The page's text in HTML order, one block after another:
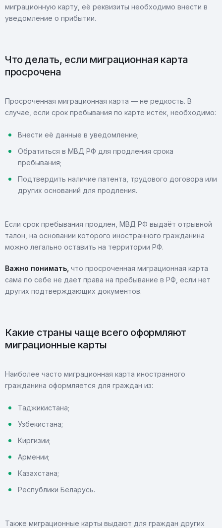
миграционную карту, её реквизиты необходимо внести в
уведомление о прибытии.
Что делать, если миграционная карта
просрочена
Просроченная миграционная карта — не редкость. В
случае, если срок пребывания по карте истёк, необходимо:
Внести её данные в уведомление;
Обратиться в МВД РФ для продления срока
пребывания;
Подтвердить наличие патента, трудового договора или
других оснований для продления.
Если срок пребывания продлен, МВД РФ выдаёт отрывной
талон, на основании которого иностранного гражданина
можно легально оставить на территории РФ.
Важно понимать, что просроченная миграционная карта
сама по себе не дает права на пребывание в РФ, если нет
других подтверждающих документов.
Какие страны чаще всего оформляют
миграционные карты
Наиболее часто миграционная карта иностранного
гражданина оформляется для граждан из:
Таджикистана;
Узбекистана;
Киргизии;
Армении;
Казахстана;
Республики Беларусь.
Также миграционные карты выдают для граждан других